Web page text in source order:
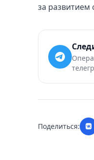
за развитием
Поделиться: